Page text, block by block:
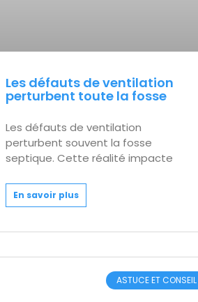
Les défauts de ventilation
perturbent toute la fosse
Les défauts de ventilation
perturbent souvent la fosse
septique. Cette réalité impacte
En savoir plus
ASTUCE ET CONSEIL